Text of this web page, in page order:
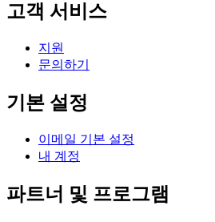
고객 서비스
지원
문의하기
기본 설정
이메일 기본 설정
내 계정
파트너 및 프로그램